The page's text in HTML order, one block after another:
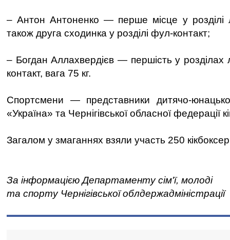
– Антон Антоненко — перше місце у розділі
також друга сходинка у розділі фул-контакт;
– Богдан Аллахвердієв — першість у розділах
контакт, вага 75 кг.
Спортсмени — представники дитячо-
«Україна» та Чернігівської обласної федерації
Загалом у змаганнях взяли участь 250
За інформацією Департаменту сім'ї, молоді
та спорту Чернігівської облдержадміністрації